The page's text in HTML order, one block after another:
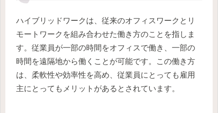
ハイブリッドワークは、従来のオフィスワークとリ
モートワークを組み合わせた働き方のことを指しま
す。従業員が一部の時間をオフィスで働き、一部の
時間を遠隔地から働くことが可能です。この働き方
は、柔軟性や効率性を高め、従業員にとっても雇用
主にとってもメリットがあるとされています。